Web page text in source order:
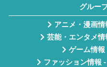
グルー
アニメ・漫画
芸能・エンタメ
ゲーム情報
ファッション情報